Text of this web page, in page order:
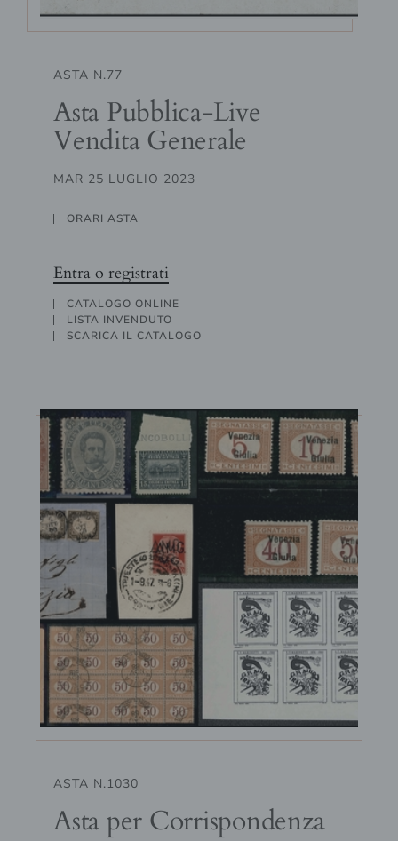
ASTA N.77
Asta Pubblica-Live
Vendita Generale
MAR 25 LUGLIO 2023
ORARI ASTA
Entra o registrati
CATALOGO ONLINE
LISTA INVENDUTO
SCARICA IL CATALOGO
ASTA N.1030
Asta per Corrispondenza